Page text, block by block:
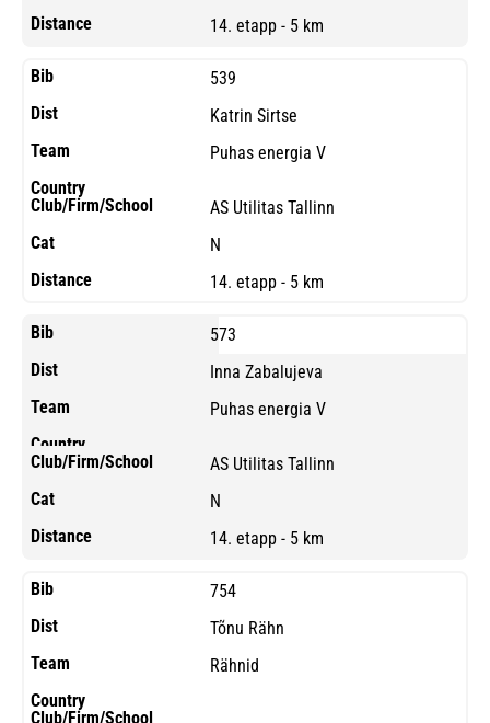
14. etapp - 5 km
539
Katrin Sirtse
Puhas energia V
AS Utilitas Tallinn
N
14. etapp - 5 km
573
Inna Zabalujeva
Puhas energia V
AS Utilitas Tallinn
N
14. etapp - 5 km
754
Tõnu Rähn
Rähnid